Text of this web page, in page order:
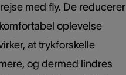
med fly. De reducerer
oplevelse
at trykforskelle
og dermed lindres